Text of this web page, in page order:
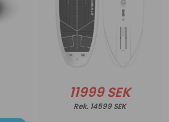
11999 SEK
14599 SEK